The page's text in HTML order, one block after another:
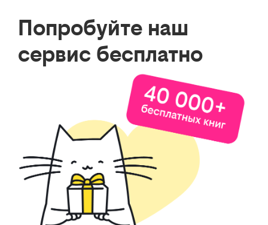
Попробуйте наш
сервис бесплатно